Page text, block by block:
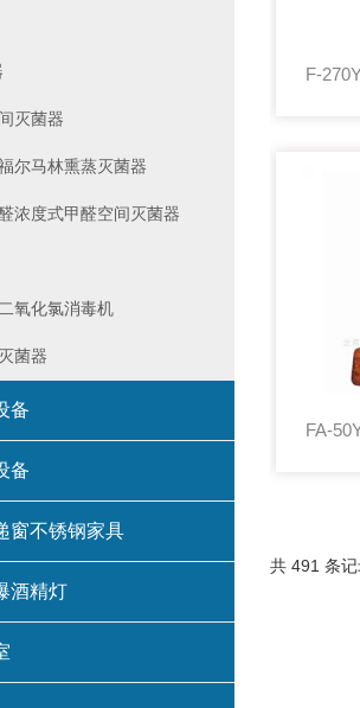
共 491 条
灭菌器
尔马林熏蒸灭菌器
浓度式甲醛空间灭菌器
氧化氯消毒机
菌器
备
备
窗不锈钢家具
酒精灯